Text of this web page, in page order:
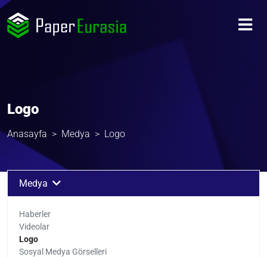
Logo
Anasayfa Medya Logo
Medya
Haberler
Videolar
Logo
Sosyal Medya Görselleri